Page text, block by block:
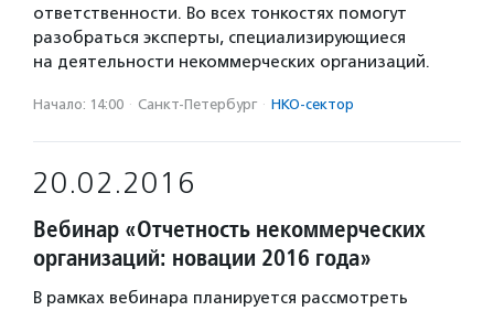
ответственности. Во всех тонкостях помогут
разобраться эксперты, специализирующиеся
на деятельности некоммерческих организаций.
Начало: 14:00 · Санкт-Петербург · НКО-сектор
20.02.2016
Вебинар «Отчетность некоммерческих
организаций: новации 2016 года»
В рамках вебинара планируется рассмотреть